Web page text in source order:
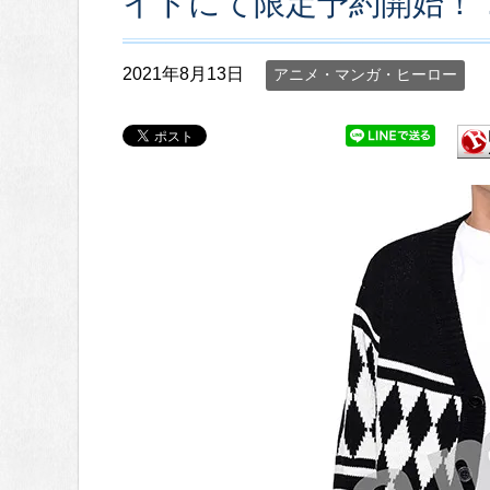
2021年8月13日 アニメ・マンガ・ヒーロー